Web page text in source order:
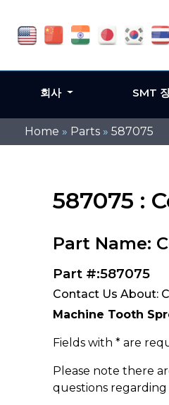
Home » Parts » 587075
587075 :
Part Name:
Part #:587075
Contact Us About:
Machine Tooth
Fields with * are
Please note there
questions
회사 SMT